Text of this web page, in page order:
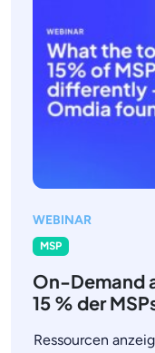
WEBINAR
MSP
On-Demand
15 % der
Ressourcen